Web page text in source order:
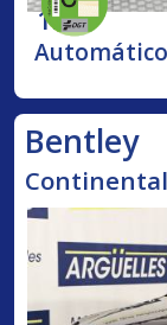
1998
Automático
Bentley
Continental